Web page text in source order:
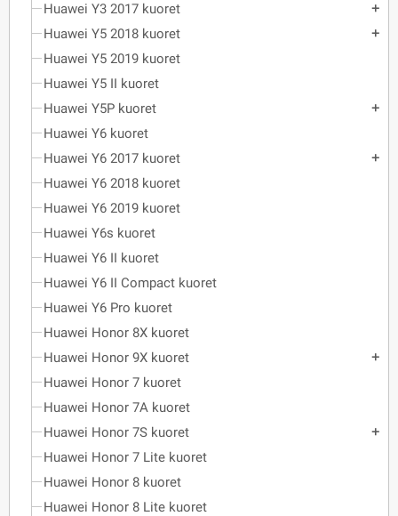
Huawei Y3 2017 kuoret
add
Huawei Y5 2018 kuoret add
Huawei Y5 2019 kuoret
Huawei Y5 II kuoret
Huawei Y5P kuoret
add
Huawei Y6 kuoret
Huawei Y6 2017 kuoret
add
Huawei Y6 2018 kuoret
Huawei Y6 2019 kuoret
Huawei Y6s kuoret
Huawei Y6 II kuoret
Huawei Y6 II Compact kuoret
Huawei Y6 Pro kuoret
Huawei Honor 8X kuoret
Huawei Honor 9X kuoret
add
Huawei Honor 7 kuoret
Huawei Honor 7A kuoret
Huawei Honor 7S kuoret
add
Huawei Honor 7 Lite kuoret
Huawei Honor 8 kuoret
Huawei Honor 8 Lite kuoret